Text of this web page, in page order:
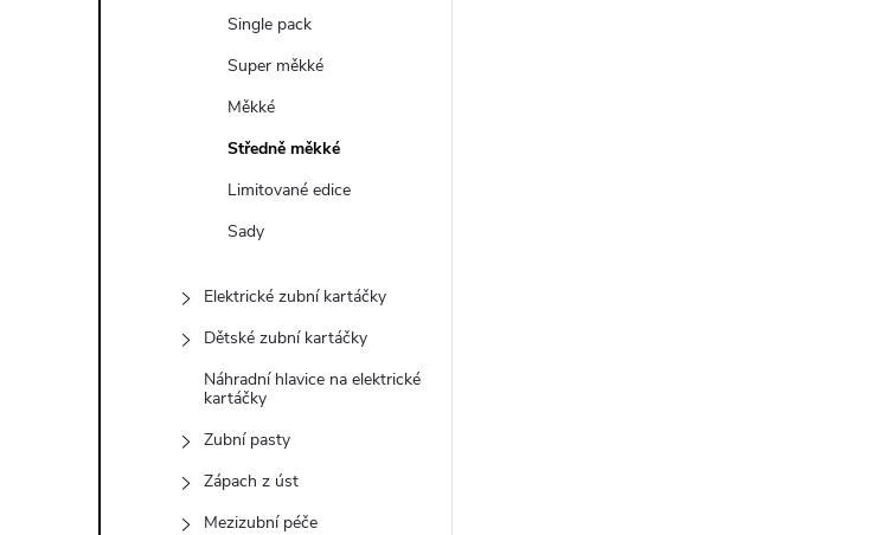
Single pack
Super měkké
Měkké
Středně měkké
Limitované edice
Sady
Elektrické zubní kartáčky
Dětské zubní kartáčky
Náhradní hlavice na elektrické
kartáčky
Zubní pasty
Zápach z úst
Mezizubní péče